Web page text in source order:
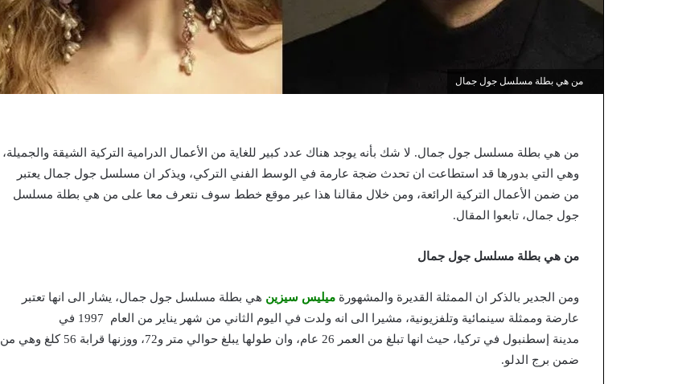
من هي بطلة مسلسل جول جمال
من هي بطلة مسلسل جول جمال. لا شك بأنه يوجد هناك عدد كبير للغاية من الأعمال الدرامية التركية الشيقة والجميلة،
وهي التي بدورها قد استطاعت ان تحدث ضجة عارمة في الوسط الفني التركي، ويذكر ان مسلسل جول جمال يعتبر
من ضمن الأعمال التركية الرائعة، ومن خلال مقالنا هذا عبر موقع خطط سوف نتعرف معا على من هي بطلة مسلسل
جول جمال، تابعوا المقال.
من هي بطلة مسلسل جول جمال
ومن الجدير بالذكر ان الممثلة القديرة والمشهورة ميليس سيزين هي بطلة مسلسل جول جمال، يشار الى انها تعتبر
عارضة وممثلة سينمائية وتلفزيونية، مشيرا الى انه ولدت في اليوم الثاني من شهر يناير من العام 1997 في
مدينة إسطنبول في تركيا، حيث انها تبلغ من العمر 26 عام، وان طولها يبلغ حوالي متر و72، ووزنها قرابة 56 كلغ وهي من
ضمن برج الدلو.